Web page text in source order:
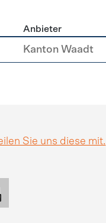
Anbieter
Kanton Waadt
Sie uns diese mit.